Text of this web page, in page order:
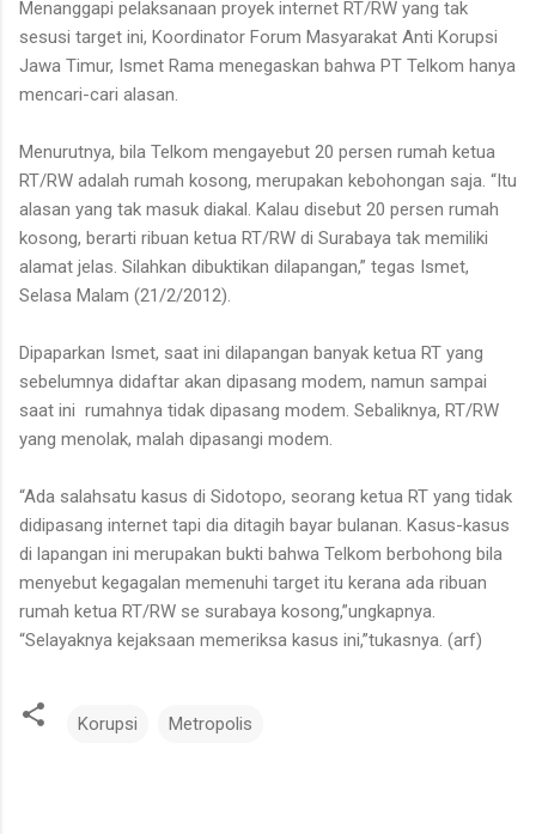
Menanggapi pelaksanaan proyek internet RT/RW yang tak
sesusi target ini, Koordinator Forum Masyarakat Anti Korupsi
Jawa Timur, Ismet Rama menegaskan bahwa PT Telkom hanya
mencari-cari alasan.
Menurutnya, bila Telkom mengayebut 20 persen rumah ketua
RT/RW adalah rumah kosong, merupakan kebohongan saja. “Itu
alasan yang tak masuk diakal. Kalau disebut 20 persen rumah
kosong, berarti ribuan ketua RT/RW di Surabaya tak memiliki
alamat jelas. Silahkan dibuktikan dilapangan,” tegas Ismet,
Selasa Malam (21/2/2012).
Dipaparkan Ismet, saat ini dilapangan banyak ketua RT yang
sebelumnya didaftar akan dipasang modem, namun sampai
saat ini rumahnya tidak dipasang modem. Sebaliknya, RT/RW
yang menolak, malah dipasangi modem.
“Ada salahsatu kasus di Sidotopo, seorang ketua RT yang tidak
didipasang internet tapi dia ditagih bayar bulanan. Kasus-kasus
di lapangan ini merupakan bukti bahwa Telkom berbohong bila
menyebut kegagalan memenuhi target itu kerana ada ribuan
rumah ketua RT/RW se surabaya kosong,”ungkapnya.
“Selayaknya kejaksaan memeriksa kasus ini,”tukasnya. (arf)
Korupsi Metropolis